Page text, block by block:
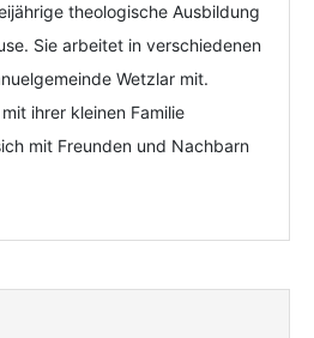
theologische Ausbildung
Sie arbeitet in verschiedenen
Wetzlar mit.
ihrer kleinen Familie
mit Freunden und Nachbarn